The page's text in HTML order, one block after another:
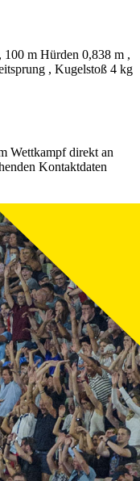
m Hürden 0,838 m ,
, Kugelstoß 4 kg
Wettkampf direkt an
Kontaktdaten